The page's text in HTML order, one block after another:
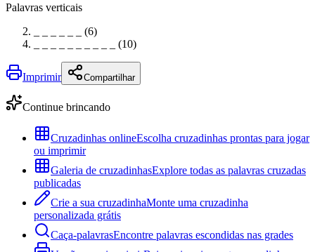
Palavras verticais
_ _ _ _ _ _ (6)
_ _ _ _ _ _ _ _ _ _ (10)
Imprimir Compartilhar
Continue brincando
Cruzadinhas onlineEscolha cruzadinhas prontas para jogar
ou imprimir
Galeria de cruzadinhasExplore todas as palavras cruzadas
publicadas
Crie a sua cruzadinhaMonte uma cruzadinha
personalizada grátis
Caça-palavrasEncontre palavras escondidas nas grades